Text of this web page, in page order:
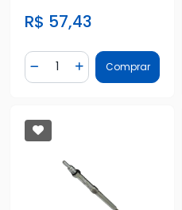
R$ 57,43
Diminuir Quantidade
Quantidade
Adicionar Quantidade
Comprar